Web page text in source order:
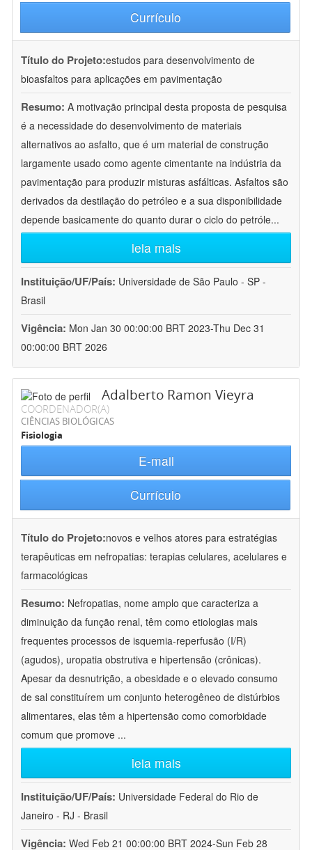
Currículo
Título do Projeto:estudos para desenvolvimento de
bioasfaltos para aplicações em pavimentação
Resumo: A motivação principal desta proposta de pesquisa
é a necessidade do desenvolvimento de materiais
alternativos ao asfalto, que é um material de construção
largamente usado como agente cimentante na indústria da
pavimentação para produzir misturas asfálticas. Asfaltos são
derivados da destilação do petróleo e a sua disponibilidade
depende basicamente do quanto durar o ciclo do petróle...
leia mais
Instituição/UF/País: Universidade de São Paulo - SP -
Brasil
Vigência: Mon Jan 30 00:00:00 BRT 2023-Thu Dec 31
00:00:00 BRT 2026
Adalberto Ramon Vieyra
COORDENADOR(A)
CIÊNCIAS BIOLÓGICAS
Fisiologia
E-mail
Currículo
Título do Projeto:novos e velhos atores para estratégias
terapêuticas em nefropatias: terapias celulares, acelulares e
farmacológicas
Resumo: Nefropatias, nome amplo que caracteriza a
diminuição da função renal, têm como etiologias mais
frequentes processos de isquemia-reperfusão (I/R)
(agudos), uropatia obstrutiva e hipertensão (crônicas).
Apesar da desnutrição, a obesidade e o elevado consumo
de sal constituírem um conjunto heterogêneo de distúrbios
alimentares, elas têm a hipertensão como comorbidade
comum que promove ...
leia mais
Instituição/UF/País: Universidade Federal do Rio de
Janeiro - RJ - Brasil
Vigência: Wed Feb 21 00:00:00 BRT 2024-Sun Feb 28